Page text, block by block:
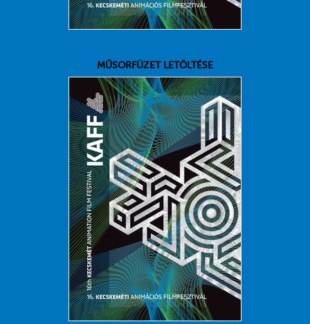
MŰSORFÜZET LETÖLTÉSE